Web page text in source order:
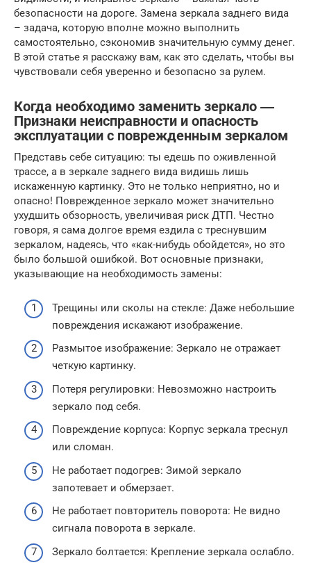
безопасности на дороге. Замена зеркала заднего вида
– задача, которую вполне можно выполнить
самостоятельно, сэкономив значительную сумму денег.
В этой статье я расскажу вам, как это сделать, чтобы вы
чувствовали себя уверенно и безопасно за рулем.
Когда необходимо заменить зеркало ―
Признаки неисправности и опасность
эксплуатации с поврежденным зеркалом
Представь себе ситуацию: ты едешь по оживленной
трассе, а в зеркале заднего вида видишь лишь
искаженную картинку. Это не только неприятно, но и
опасно! Поврежденное зеркало может значительно
ухудшить обзорность, увеличивая риск ДТП. Честно
говоря, я сама долгое время ездила с треснувшим
зеркалом, надеясь, что «как-нибудь обойдется», но это
было большой ошибкой. Вот основные признаки,
указывающие на необходимость замены:
Трещины или сколы на стекле: Даже небольшие
повреждения искажают изображение.
Размытое изображение: Зеркало не отражает
четкую картинку.
Потеря регулировки: Невозможно настроить
зеркало под себя.
Повреждение корпуса: Корпус зеркала треснул
или сломан.
Не работает подогрев: Зимой зеркало
запотевает и обмерзает.
Не работает повторитель поворота: Не видно
сигнала поворота в зеркале.
Зеркало болтается: Крепление зеркала ослабло.